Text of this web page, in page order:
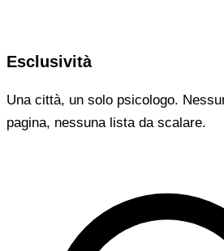
Esclusività
Una città, un solo psicologo.
pagina, nessuna lista da scalare.